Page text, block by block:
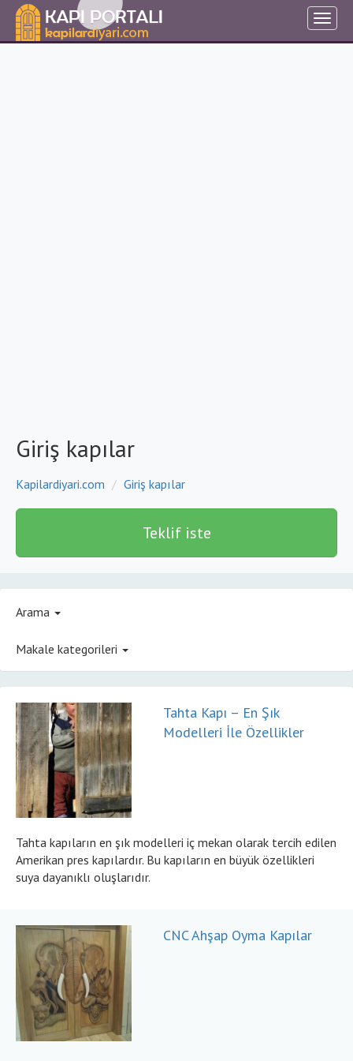
Giriş kapılar
Kapilardiyari.com Giriş kapılar
Teklif iste
Arama
Makale kategorileri
Tahta Kapı – En Şık
Modelleri İle Özellikler
Tahta kapıların en şık modelleri iç mekan olarak tercih edilen
Amerikan pres kapılardır. Bu kapıların en büyük özellikleri
suya dayanıklı oluşlarıdır.
CNC Ahşap Oyma Kapılar